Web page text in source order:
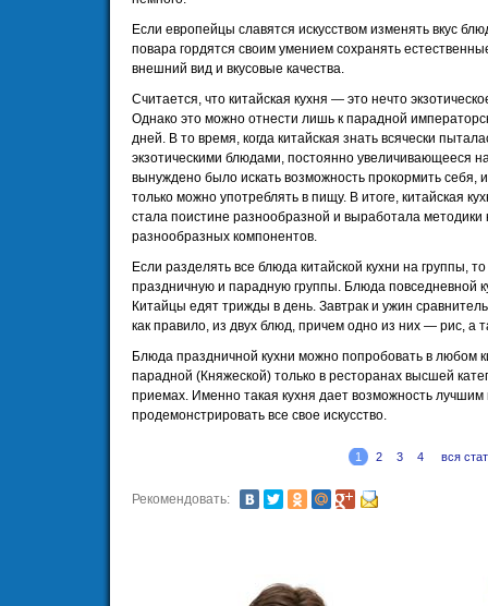
Если европейцы славятся искусством изменять вкус
повара гордятся своим умением сохранять
внешний вид и вкусовые качества.
Считается, что китайская кухня — это нечто
Однако это можно отнести лишь к парадной
дней. В то время, когда китайская знать всячески
экзотическими блюдами, постоянно увеличивающееся
вынуждено было искать возможность прокормить себя,
только можно употреблять в пищу. В итоге, китайская
стала поистине разнообразной и выработала
разнообразных компонентов.
Если разделять все блюда китайской кухни на группы,
праздничную и парадную группы. Блюда повседневной
Китайцы едят трижды в день. Завтрак и ужин
как правило, из двух блюд, причем одно из них — рис, а
Блюда праздничной кухни можно попробовать в любом
парадной (Княжеской) только в ресторанах высшей
приемах. Именно такая кухня дает возможность лучшим
продемонстрировать все свое искусство.
1 2 3 4 вся
Рекомендовать: